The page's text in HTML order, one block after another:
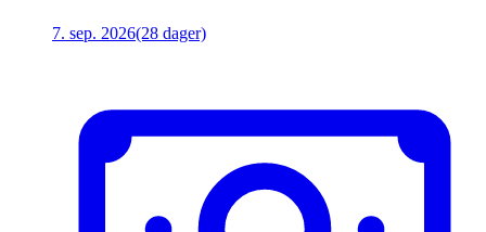
7. sep. 2026(28 dager)